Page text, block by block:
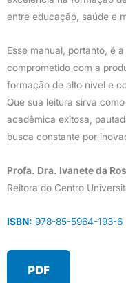
entre educação, saúde e
Esse manual, portanto, é
comprometido com a
formação de alto nível e
Que sua leitura sirva
acadêmica exitosa,
busca constante por
Profa. Dra. Ivanete da
Reitora do Centro
ISBN: 978-85-5964-193-6
PDF